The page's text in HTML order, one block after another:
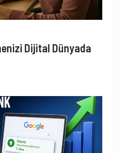
Dijital Dünyada